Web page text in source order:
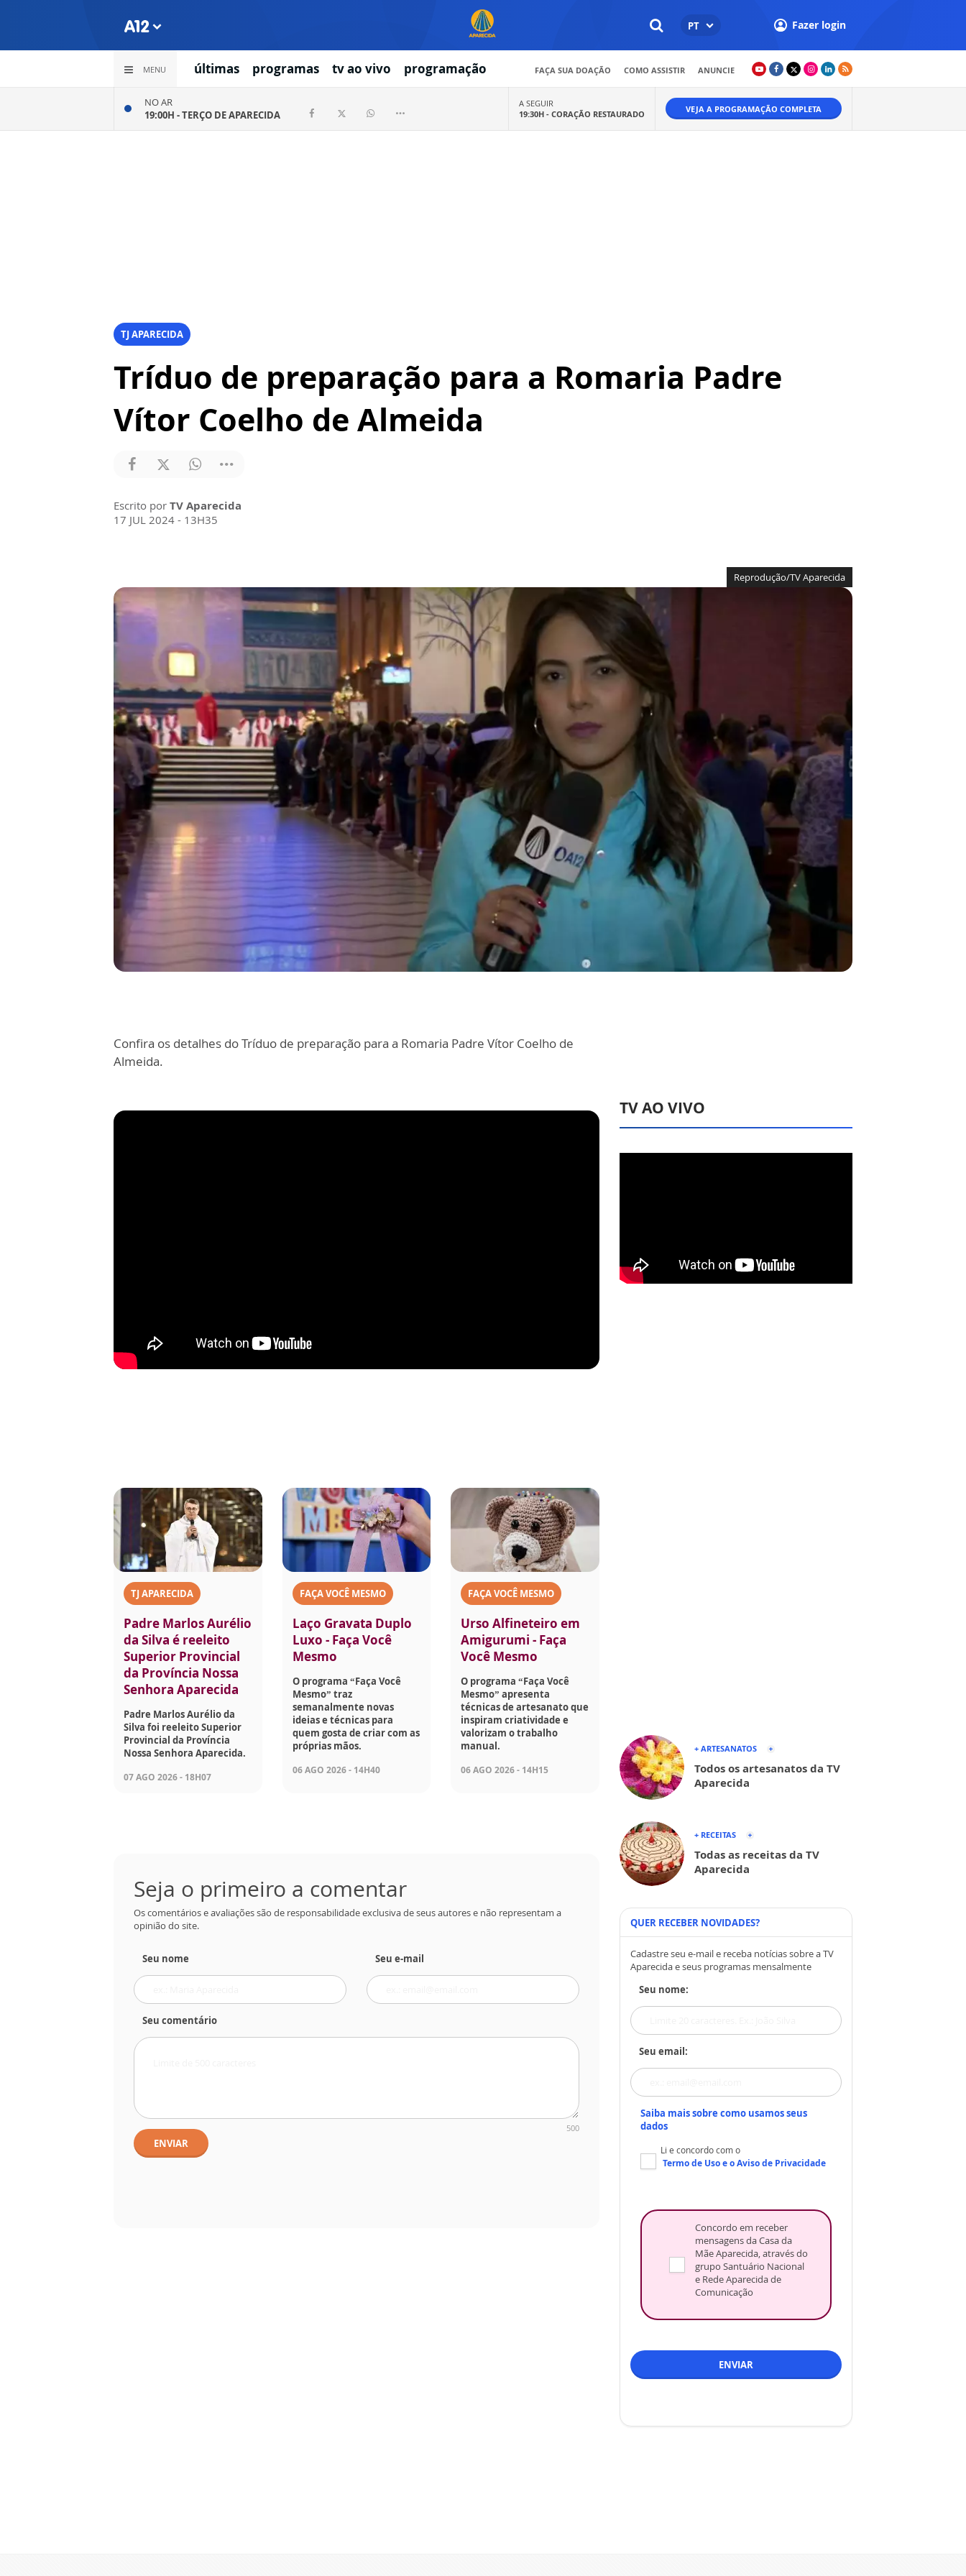
PT Fazer login
MENU últimas programas tv ao vivo programação FAÇA SUA DOAÇÃO COMO ASSISTIR ANUNCIE
NO AR
19:00H -TERÇO DE APARECIDA
A SEGUIR
19:30H - CORAÇÃO RESTAURADO VEJA A PROGRAMAÇÃO COMPLETA
TJ APARECIDA
Tríduo de preparação para a Romaria Padre
Vítor Coelho de Almeida
Escrito por TV Aparecida
17 JUL 2024 - 13H35
Reprodução/TV Aparecida
Confira os detalhes do Tríduo de preparação para a Romaria Padre Vítor Coelho de
Almeida.
TJ APARECIDA
Padre Marlos Aurélio
da Silva é reeleito
Superior Provincial
da Província Nossa
Senhora Aparecida
Padre Marlos Aurélio da
Silva foi reeleito Superior
Provincial da Província
Nossa Senhora Aparecida.
07 AGO 2026 - 18H07
FAÇA VOCÊ MESMO
Laço Gravata Duplo
Luxo - Faça Você
Mesmo
O programa “Faça Você
Mesmo” traz
semanalmente novas
ideias e técnicas para
quem gosta de criar com as
próprias mãos.
06 AGO 2026 - 14H40
FAÇA VOCÊ MESMO
Urso Alfineteiro em
Amigurumi - Faça
Você Mesmo
O programa “Faça Você
Mesmo” apresenta
técnicas de artesanato que
inspiram criatividade e
valorizam o trabalho
manual.
06 AGO 2026 - 14H15
Seja o primeiro a comentar
Os comentários e avaliações são de responsabilidade exclusiva de seus autores e não representam a
opinião do site.
Seu nome Seu e-mail
Seu comentário
500
ENVIAR
TV AO VIVO
+ ARTESANATOS
Todos os artesanatos da TV
Aparecida
+ RECEITAS
Todas as receitas da TV
Aparecida
QUER RECEBER NOVIDADES?
Cadastre seu e-mail e receba notícias sobre a TV
Aparecida e seus programas mensalmente
Seu nome:
Seu email:
Saiba mais sobre como usamos seus
dados
Li e concordo com o
Termo de Usoe oAviso de Privacidade
Concordo em receber
mensagens da Casa da
Mãe Aparecida, através do
grupo Santuário Nacional
e Rede Aparecida de
Comunicação
ENVIAR